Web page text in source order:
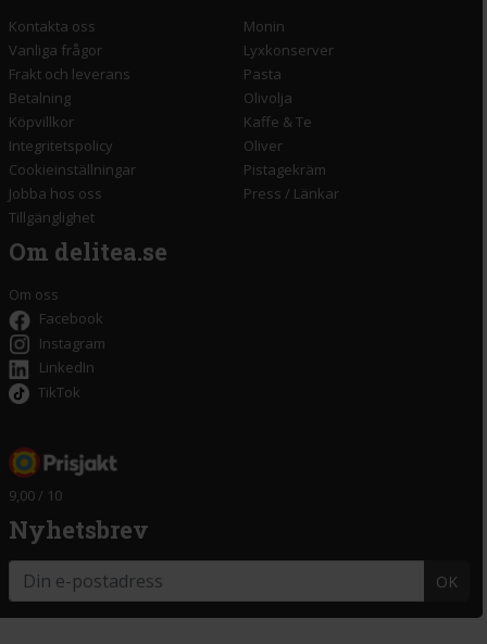
Kontakta oss
Vanliga frågor
Frakt och leverans
Betalning
Köpvillkor
Integritetspolicy
Cookieinställningar
Jobba hos oss
Tillgänglighet
Monin
Lyxkonserver
Pasta
Olivolja
Kaffe & Te
Oliver
Pistagekräm
Press / Länkar
Om delitea.se
Om oss
Facebook
Instagram
LinkedIn
TikTok
9,00 / 10
Nyhetsbrev
OK